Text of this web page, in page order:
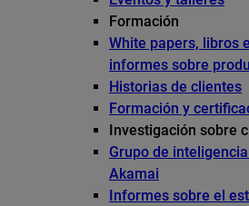
Formación
White papers, libros
informes sobre
Historias de clientes
Formación y
Investigación sobre
Grupo de
Akamai
Informes sobre el